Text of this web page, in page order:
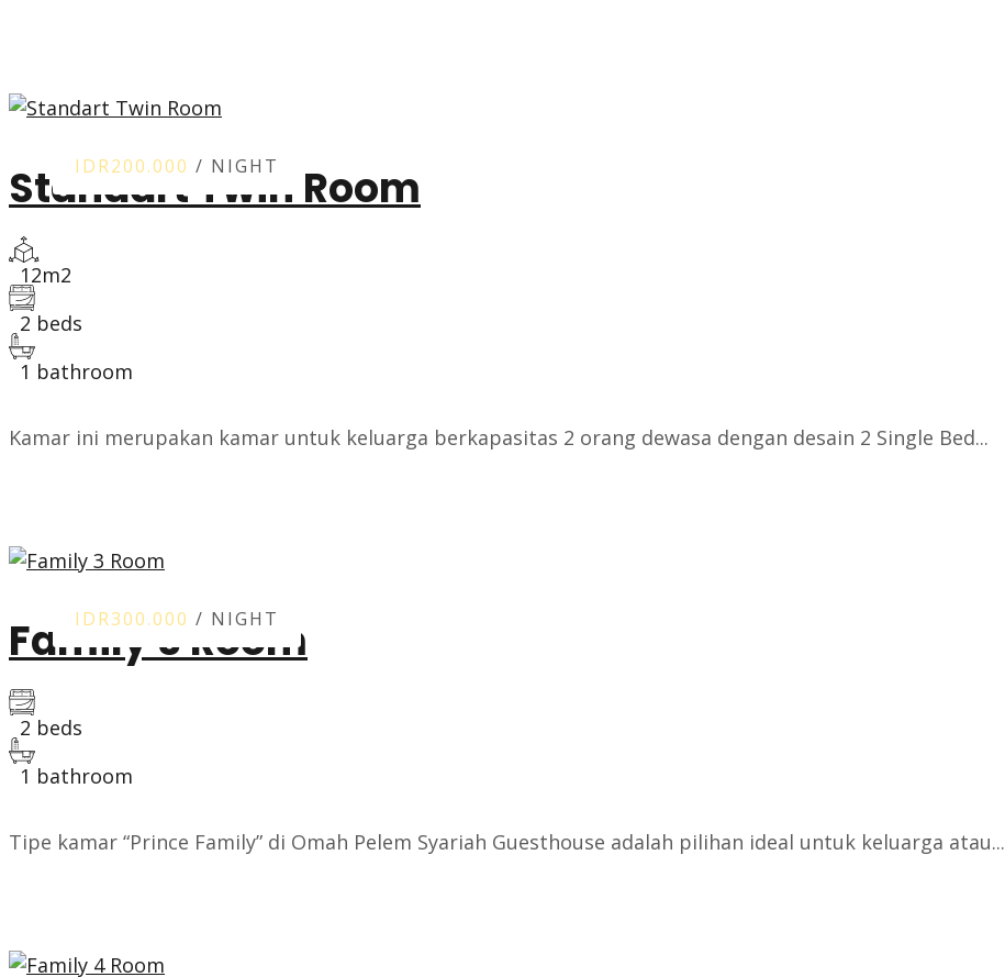
IDR200.000 / NIGHT
Standart Twin Room
12m2
2 beds
1 bathroom
Kamar ini merupakan kamar untuk keluarga berkapasitas 2 orang dewasa dengan desain 2 Single Bed...
IDR300.000 / NIGHT
Family 3 Room
2 beds
1 bathroom
Tipe kamar “Prince Family” di Omah Pelem Syariah Guesthouse adalah pilihan ideal untuk keluarga atau...